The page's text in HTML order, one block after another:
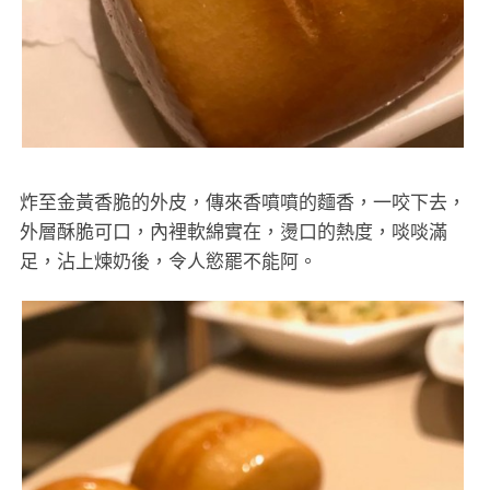
炸至金黃香脆的外皮，傳來香噴噴的麵香，一咬下去，
外層酥脆可口，內裡軟綿實在，燙口的熱度，啖啖滿
足，沾上煉奶後，令人慾罷不能阿。